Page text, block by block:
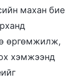
махан бие
өргөмжилж,
хэмжээнд